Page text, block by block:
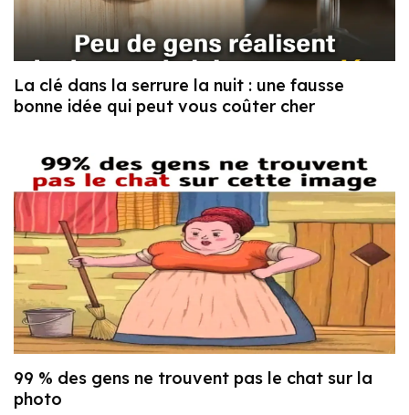
La clé dans la serrure la nuit : une fausse
bonne idée qui peut vous coûter cher
99 % des gens ne trouvent pas le chat sur la
photo